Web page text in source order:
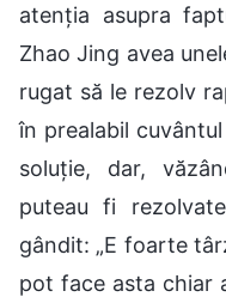
atenția asupra
Zhao Jing avea
rugat să le rezolv
în prealabil
soluție, dar,
puteau fi
gândit: „E foarte
pot face asta chiar